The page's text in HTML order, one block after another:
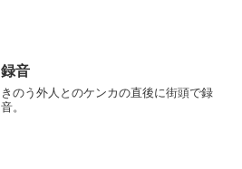
録音
きのう外人とのケンカの直後に街頭で録
音。